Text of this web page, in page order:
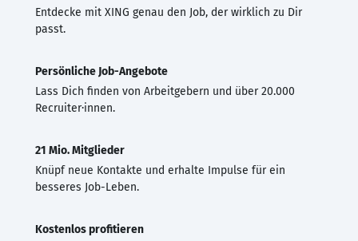
Entdecke mit XING genau den Job, der wirklich zu Dir
passt.
Persönliche Job-Angebote
Lass Dich finden von Arbeitgebern und über 20.000
Recruiter·innen.
21 Mio. Mitglieder
Knüpf neue Kontakte und erhalte Impulse für ein
besseres Job-Leben.
Kostenlos profitieren